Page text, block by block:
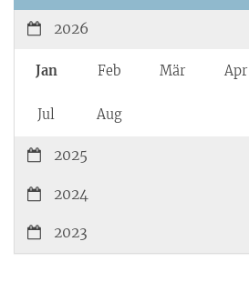
2026
Jan Feb Mär Apr
Jul Aug
2025
2024
2023